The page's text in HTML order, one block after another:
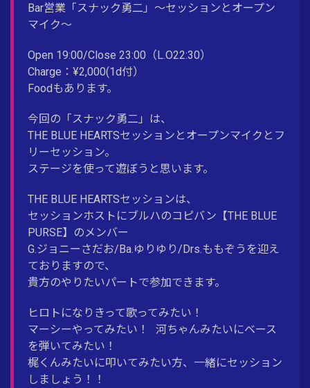
Bar営業「スナック勇二」〜セッションとオープン
マイク〜
Open 19:00/Close 23:00（L.O22:30）
Charge：¥2,000(1d付）
Foodもあります。
今回の「スナック勇二」は、
THE BLUE HEARTSセッションとオープンマイクとフ
リーセッション。
ステージを使って遊ぼうと思います。
THE BLUE HEARTSセッションは、
セッションホストにブルハのコピバン【THE BLUE
PURSE】のメンバー
G.ジョニーさだお/Ba.ゆりゆり/Drs.ももぞうを迎え
ておりますので、
貴方のやりたいパートで参加できます。
ヒロトになりきって歌ってみたい！
マーシーやってみたい！ 河ちゃんみたいにベース
を弾いてみたい！
梶くんみたいに叩いてみたい方、一緒にセッション
しましょう！！